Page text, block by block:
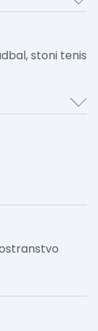
stoni tenis